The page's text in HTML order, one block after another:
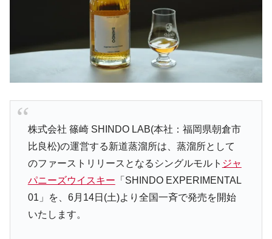
株式会社 篠崎 SHINDO LAB(本社：福岡県朝倉市
比良松)の運営する新道蒸溜所は、蒸溜所として
のファーストリリースとなるシングルモルト ジャ
パニーズウイスキー 「SHINDO EXPERIMENTAL
01」を、6月14日(土)より全国一斉で発売を開始
いたします。